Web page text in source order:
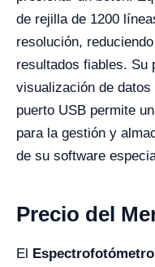
de rejilla de 1200
resolución,
resultados fiables. Su
visualización de
puerto USB permite
para la gestión y
de su software
Precio del
El